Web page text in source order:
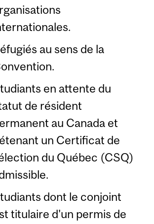
au sens de la
en attente du
de résident
au Canada et
un Certificat de
du Québec (CSQ)
dont le conjoint
titulaire d'un permis de